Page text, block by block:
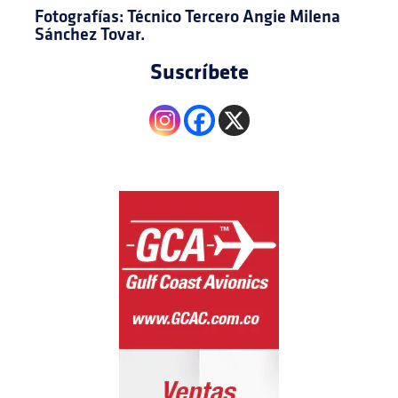
Fotografías: Técnico Tercero Angie Milena
Sánchez Tovar.
Suscríbete